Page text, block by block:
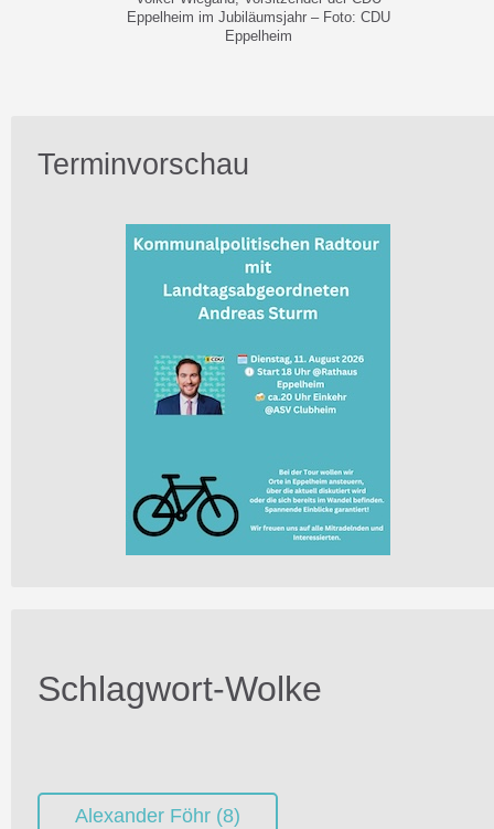
Eppelheim im Jubiläumsjahr – Foto: CDU
Eppelheim
Terminvorschau
Schlagwort-Wolke
Alexander Föhr (8)